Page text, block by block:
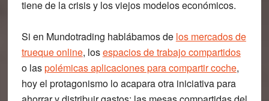
tiene de la crisis y los viejos modelos económicos.
Si en Mundotrading hablábamos de los mercados de
trueque online, losespacios de trabajo compartidos
o laspolémicas aplicaciones para compartir coche,
hoy el protagonismo lo acapara otra iniciativa para